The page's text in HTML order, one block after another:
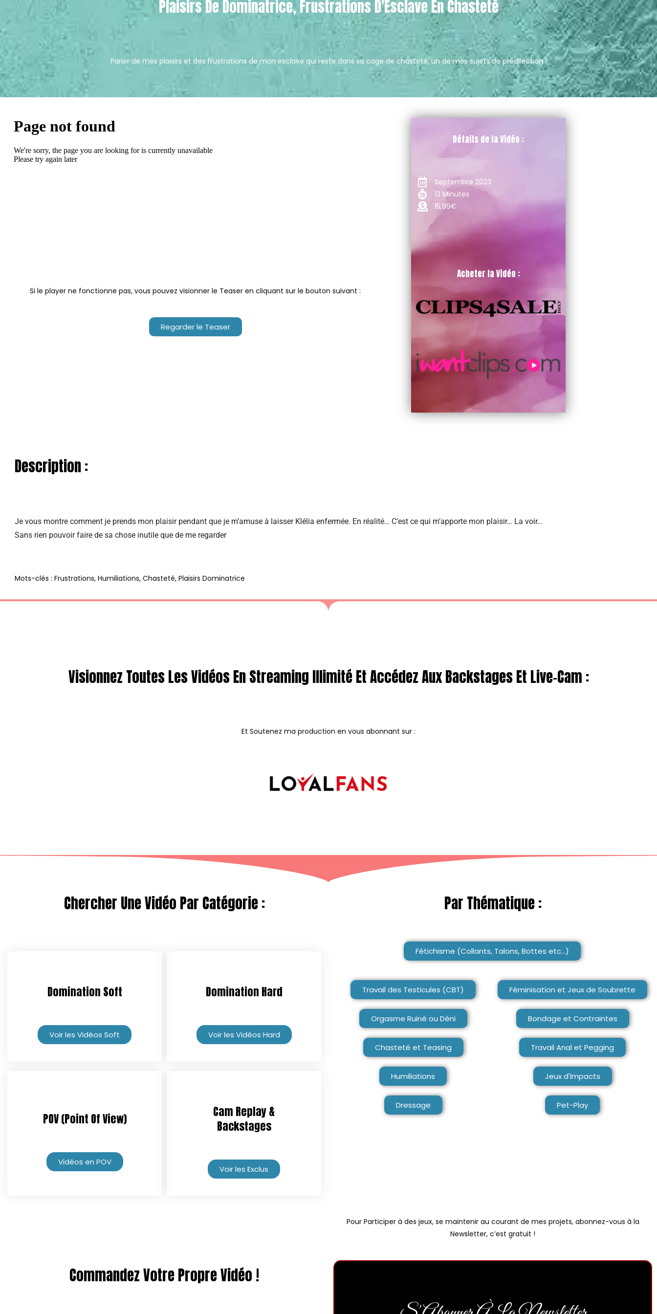
Plaisirs De Dominatrice, Frustrations D'Esclave En Chasteté
Parler de mes plaisirs et des frustrations de mon esclave qui reste dans sa cage de chasteté, un de mes sujets de prédilection !
Si le player ne fonctionne pas, vous pouvez visionner le Teaser en cliquant sur le bouton suivant :
Regarder le Teaser
Détails de la Vidéo :
Septembre 2023
13 Minutes
15,99€
Acheter la Vidéo :
Description :
Je vous montre comment je prends mon plaisir pendant que je m’amuse à laisser Klélia enfermée. En réalité… C’est ce qui m’apporte mon plaisir… La voir…
Sans rien pouvoir faire de sa chose inutile que de me regarder
Mots-clés : Frustrations, Humiliations, Chasteté, Plaisirs Dominatrice
Visionnez Toutes Les Vidéos En Streaming Illimité Et Accédez Aux Backstages Et Live-Cam :
Et Soutenez ma production en vous abonnant sur :
Chercher Une Vidéo Par Catégorie :
Domination Soft
Voir les Vidéos Soft
Domination Hard
Voir les Vidéos Hard
POV (Point Of View)
Vidéos en POV
Cam Replay &
Backstages
Voir les Exclus
Par Thématique :
Fétichisme (Collants, Talons, Bottes etc...)
Travail des Testicules (CBT)
Orgasme Ruiné ou Déni
Chasteté et Teasing
Humiliations
Dressage
Féminisation et Jeux de Soubrette
Bondage et Contraintes
Travail Anal et Pegging
Jeux d'Impacts
Pet-Play
Commandez Votre Propre Vidéo !
Pour Participer à des jeux, se maintenir au courant de mes projets, abonnez-vous à la
Newsletter, c’est gratuit !